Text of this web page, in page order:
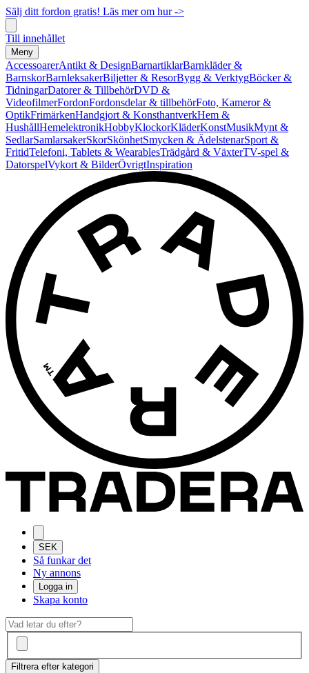
Sälj ditt fordon gratis! Läs mer om hur ->
Till innehållet
Meny
AccessoarerAntikt & DesignBarnartiklarBarnkläder &
BarnskorBarnleksakerBiljetter & ResorBygg & VerktygBöcker &
TidningarDatorer & TillbehörDVD &
VideofilmerFordonFordonsdelar & tillbehörFoto, Kameror &
OptikFrimärkenHandgjort & KonsthantverkHem &
HushållHemelektronikHobbyKlockorKläderKonstMusikMynt &
SedlarSamlarsakerSkorSkönhetSmycken & ÄdelstenarSport &
FritidTelefoni, Tablets & WearablesTrädgård & VäxterTV-spel &
DatorspelVykort & BilderÖvrigtInspiration
SEK
Så funkar det
Ny annons
Logga in
Skapa konto
Filtrera efter kategori